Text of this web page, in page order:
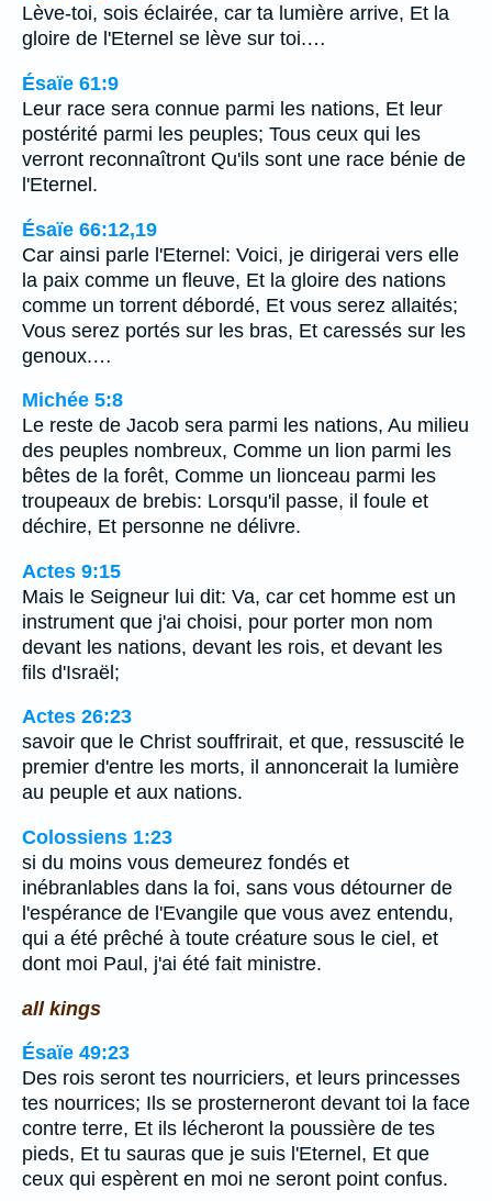
Lève-toi, sois éclairée, car ta lumière arrive, Et la
gloire de l'Eternel se lève sur toi.…
Ésaïe 61:9
Leur race sera connue parmi les nations, Et leur
postérité parmi les peuples; Tous ceux qui les
verront reconnaîtront Qu'ils sont une race bénie de
l'Eternel.
Ésaïe 66:12,19
Car ainsi parle l'Eternel: Voici, je dirigerai vers elle
la paix comme un fleuve, Et la gloire des nations
comme un torrent débordé, Et vous serez allaités;
Vous serez portés sur les bras, Et caressés sur les
genoux.…
Michée 5:8
Le reste de Jacob sera parmi les nations, Au milieu
des peuples nombreux, Comme un lion parmi les
bêtes de la forêt, Comme un lionceau parmi les
troupeaux de brebis: Lorsqu'il passe, il foule et
déchire, Et personne ne délivre.
Actes 9:15
Mais le Seigneur lui dit: Va, car cet homme est un
instrument que j'ai choisi, pour porter mon nom
devant les nations, devant les rois, et devant les
fils d'Israël;
Actes 26:23
savoir que le Christ souffrirait, et que, ressuscité le
premier d'entre les morts, il annoncerait la lumière
au peuple et aux nations.
Colossiens 1:23
si du moins vous demeurez fondés et
inébranlables dans la foi, sans vous détourner de
l'espérance de l'Evangile que vous avez entendu,
qui a été prêché à toute créature sous le ciel, et
dont moi Paul, j'ai été fait ministre.
all kings
Ésaïe 49:23
Des rois seront tes nourriciers, et leurs princesses
tes nourrices; Ils se prosterneront devant toi la face
contre terre, Et ils lécheront la poussière de tes
pieds, Et tu sauras que je suis l'Eternel, Et que
ceux qui espèrent en moi ne seront point confus.